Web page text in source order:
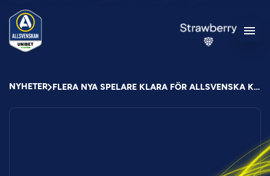
NYHETER FLERA NYA SPELARE KLARA FÖR ALLSVENSKA KLUBBAR